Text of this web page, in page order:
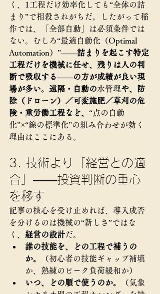
く、1工程だけ効率化しても“全体の詰
まり”で相殺されがちだ。したがって稲
作では、「全部自動」は必須条件では
ない。むしろ“最適自動化（Optimal
Automation）”——詰まりを起こす特定
工程だけを機械に任せ、残りは人の判
断で吸収する——の方が成績が良い現
場が多い。遠隔・自動の水管理や、防
除（ドローン）／可変施肥／草刈の危
険・重労働工程など、 “点の自動
化”×“線の標準化”の組み合わせが効く
理由はここにある。
3. 技術より「経営との適
合」——投資判断の重心
を移す
記事の核心を受け止めれば、導入成否
を分けるのは機械の“新しさ”ではな
く、 経営の設計だ。
誰の技能を、どの工程で補うの
か。
（初心者の技能ギャップ補填
か、熟練のピーク負荷緩和か）
いつ、どの順で使うのか。
（気象